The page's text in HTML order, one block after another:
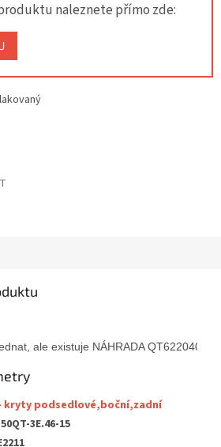
naleznete přímo zde:
ale existuje NÁHRADA QT6220401.
kryty podsedlové,boční,zadní
3E.46-15